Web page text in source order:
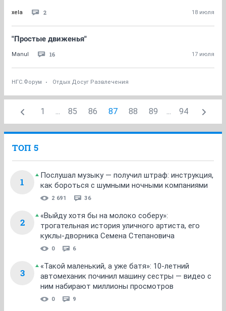
xela 2 18 июля
"Простые движенья"
Manul 16 17 июля
НГС.Форум Отдых Досуг Развлечения
1 ... 85 86 87 88 89 ... 94
ТОП 5
1
Послушал музыку — получил штраф: инструкция,
как бороться с шумными ночными компаниями
2 691 36
2
«Выйду хотя бы на молоко соберу»:
трогательная история уличного артиста, его
куклы-дворника Семена Степановича
0 6
3
«Такой маленький, а уже батя»: 10-летний
автомеханик починил машину сестры — видео с
ним набирают миллионы просмотров
0 9